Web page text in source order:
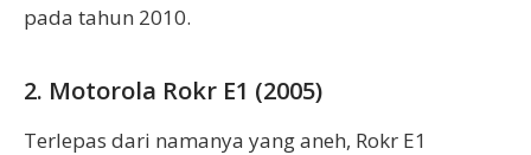
pada tahun 2010.
2. Motorola Rokr E1 (2005)
Terlepas dari namanya yang aneh, Rokr E1